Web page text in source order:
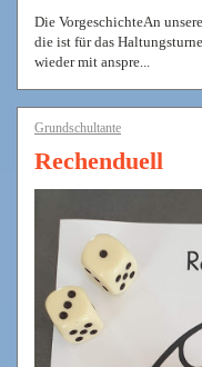
Die VorgeschichteAn
die ist für das
wieder mit anspre...
Grundschultante
Rechenduell